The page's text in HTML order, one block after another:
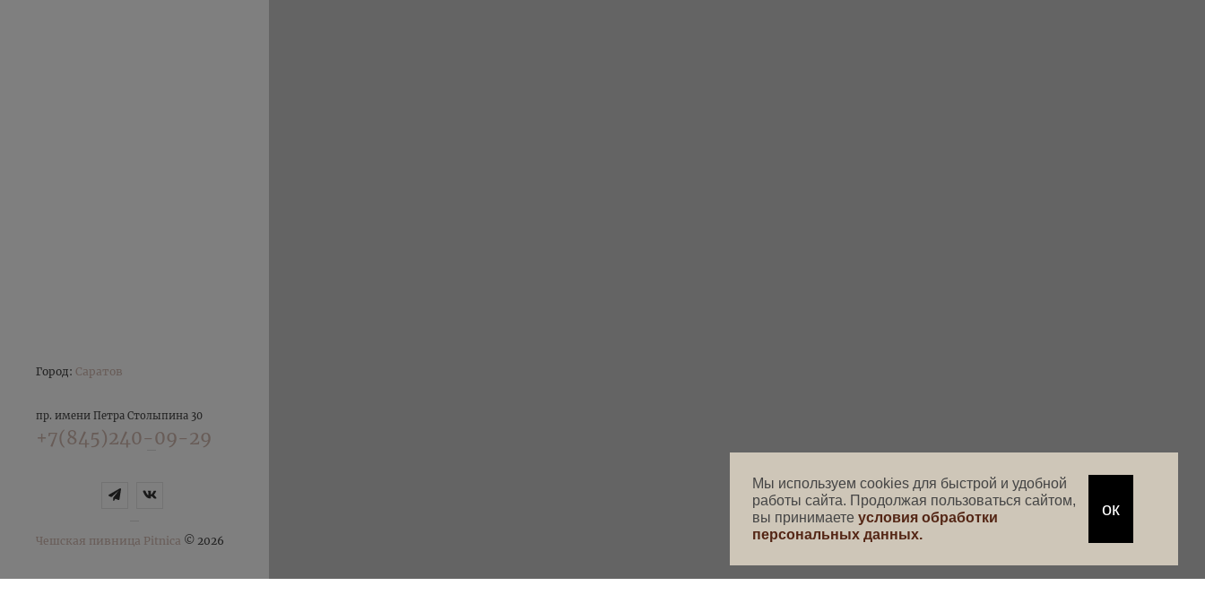
Мы используем cookies для быстрой и удобной
работы сайта. Продолжая пользоваться сайтом,
вы принимаете условия обработки
персональных данных.
ок
Город: Саратов
пр. имени Петра Столыпина 30
+7(845)240-09-29
Чешская пивница Pitnica © 2026